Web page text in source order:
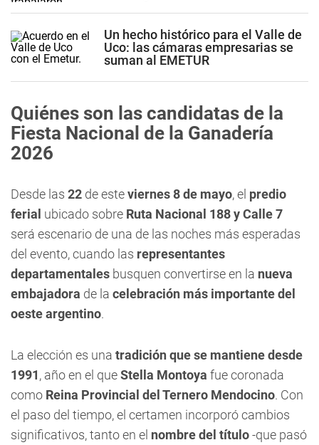
Un hecho histórico para el Valle de
Uco: las cámaras empresarias se
suman al EMETUR
Quiénes son las candidatas de la
Fiesta Nacional de la Ganadería
2026
Desde las 22 de esteviernes 8 de mayo, el predio
ferial ubicado sobre Ruta Nacional 188 y Calle 7
será escenario de una de las noches más esperadas
del evento, cuando las representantes
departamentales busquen convertirse en la nueva
embajadora de la celebración más importante del
oeste argentino.
La elección es una tradición que se mantiene desde
1991, año en el queStella Montoya fue coronada
como Reina Provincial del Ternero Mendocino. Con
el paso del tiempo, el certamen incorporó cambios
significativos, tanto en el nombre del título-que pasó